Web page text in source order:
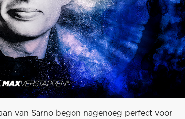
van Sarno begon nagenoeg perfect voor